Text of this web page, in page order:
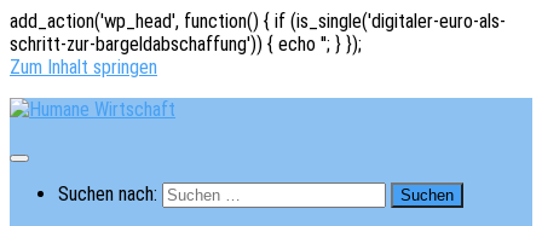
add_action('wp_head', function() { if (is_single('digitaler-euro-als-
schritt-zur-bargeldabschaffung')) { echo ''; } });
Zum Inhalt springen
Suchen nach: